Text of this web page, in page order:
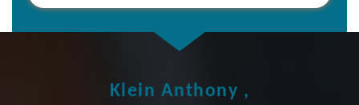
Klein Anthony ,